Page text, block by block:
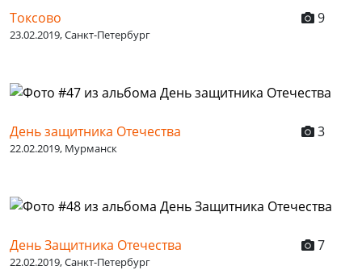
Токсово 9
23.02.2019, Санкт-Петербург
День защитника Отечества 3
22.02.2019, Мурманск
День Защитника Отечества 7
22.02.2019, Санкт-Петербург